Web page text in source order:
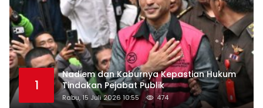
1
Nadiem dan Kaburnya Kepastian Hukum
Tindakan Pejabat Publik
Rabu, 15 Juli 2026 10:55 474